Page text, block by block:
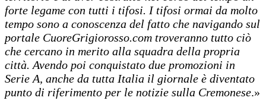
forte legame con tutti i tifosi. I tifosi ormai da molto
tempo sono a conoscenza del fatto che navigando sul
portale CuoreGrigiorosso.com troveranno tutto ciò
che cercano in merito alla squadra della propria
città. Avendo poi conquistato due promozioni in
Serie A, anche da tutta Italia il giornale è diventato
punto di riferimento per le notizie sulla Cremonese.»